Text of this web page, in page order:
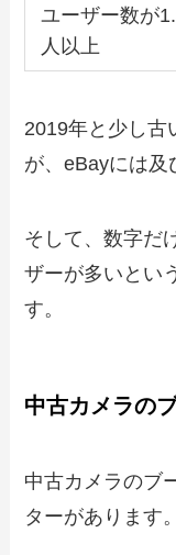
ユーザー数が
人以上
2019年と少し古
が、eBayには及
そして、数字だ
ザーが多いとい
す。
中古カメラの
中古カメラのブ
ターがあります。